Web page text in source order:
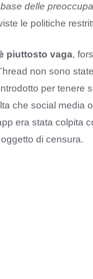
delle
le politiche
piuttosto vaga,
non sono
per
che social media
era stata colpita
di censura.